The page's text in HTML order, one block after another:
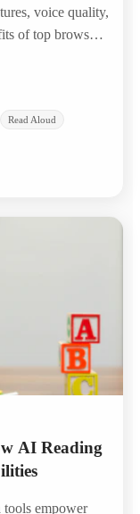
voice quality,
of top browser
Read Aloud
AI Reading
empower